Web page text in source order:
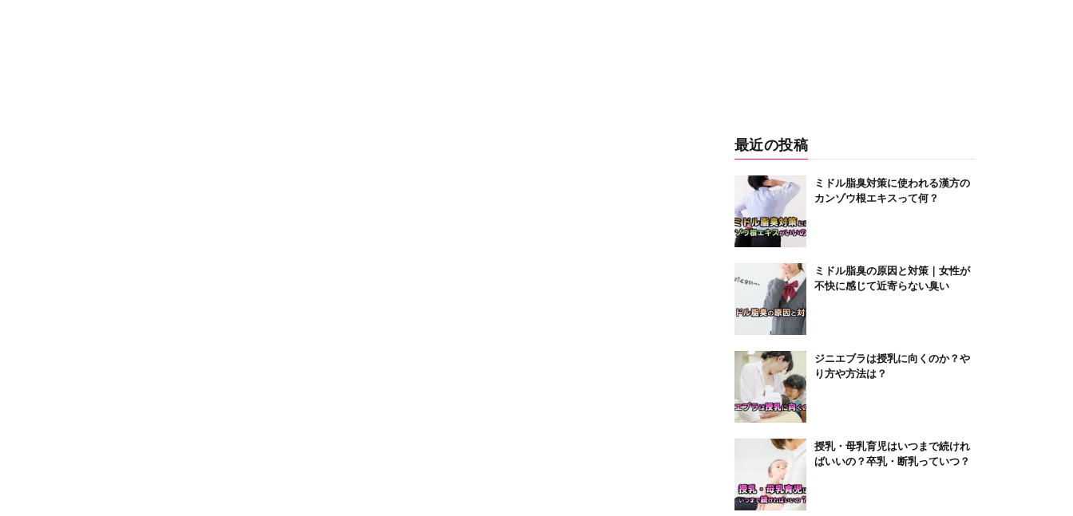
最近の投稿
ミドル脂臭対策に使われる漢方の
カンゾウ根エキスって何？
ミドル脂臭の原因と対策｜女性が
不快に感じて近寄らない臭い
ジニエブラは授乳に向くのか？や
り方や方法は？
授乳・母乳育児はいつまで続けれ
ばいいの？卒乳・断乳っていつ？